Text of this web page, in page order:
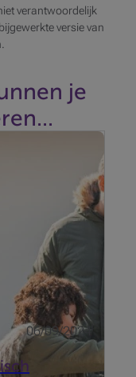
verantwoordelijk
versie van
je
06/09/2024
is